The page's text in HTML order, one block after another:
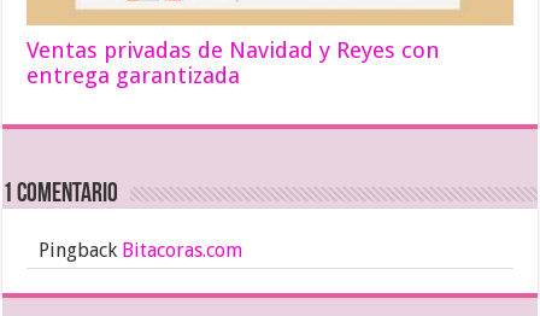
Ventas privadas de Navidad y Reyes con
entrega garantizada
1 comentario
Pingback Bitacoras.com